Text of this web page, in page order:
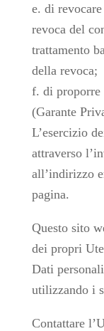
e. di
revoca del
trattamento
della revoca;
f. di proporre
(Garante
L’esercizio
attraverso
all’indirizzo
pagina.
Questo sito
dei propri
Dati
utilizzando i
Contattare